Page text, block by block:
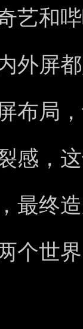
艺和
外屏
布局
感，
最终
个世